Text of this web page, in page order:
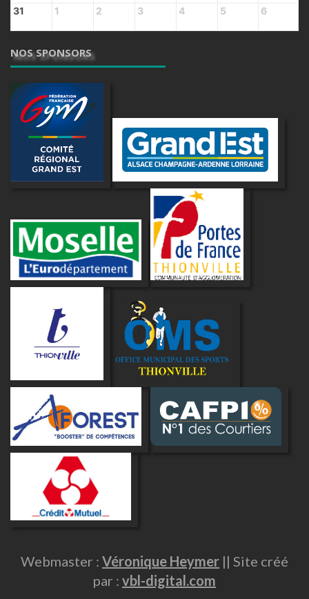
31 1 2 3 4 5 6
NOS SPONSORS
Webmaster : Véronique Heymer || Site créé
par : vbl-digital.com